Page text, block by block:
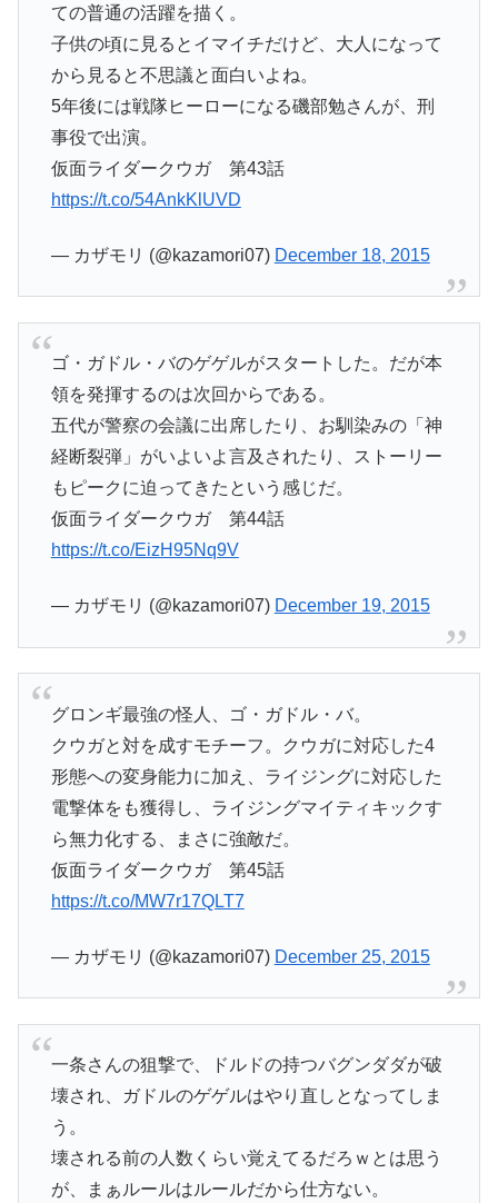
ての普通の活躍を描く。
子供の頃に見るとイマイチだけど、大人になって
から見ると不思議と面白いよね。
5年後には戦隊ヒーローになる磯部勉さんが、刑
事役で出演。
仮面ライダークウガ 第43話
https://t.co/54AnkKlUVD
— カザモリ (@kazamori07) December 18, 2015
ゴ・ガドル・バのゲゲルがスタートした。だが本
領を発揮するのは次回からである。
五代が警察の会議に出席したり、お馴染みの「神
経断裂弾」がいよいよ言及されたり、ストーリー
もピークに迫ってきたという感じだ。
仮面ライダークウガ 第44話
https://t.co/EizH95Nq9V
— カザモリ (@kazamori07) December 19, 2015
グロンギ最強の怪人、ゴ・ガドル・バ。
クウガと対を成すモチーフ。クウガに対応した4
形態への変身能力に加え、ライジングに対応した
電撃体をも獲得し、ライジングマイティキックす
ら無力化する、まさに強敵だ。
仮面ライダークウガ 第45話
https://t.co/MW7r17QLT7
— カザモリ (@kazamori07) December 25, 2015
一条さんの狙撃で、ドルドの持つバグンダダが破
壊され、ガドルのゲゲルはやり直しとなってしま
う。
壊される前の人数くらい覚えてるだろｗとは思う
が、まぁルールはルールだから仕方ない。